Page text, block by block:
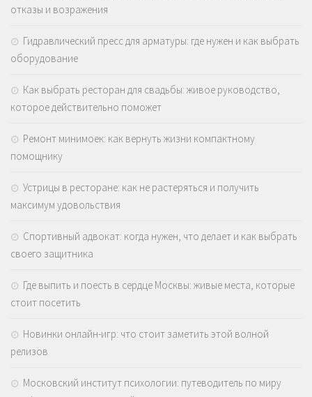
отказы и возражения
Гидравлический пресс для арматуры: где нужен и как выбрать
оборудование
Как выбрать ресторан для свадьбы: живое руководство,
которое действительно поможет
Ремонт минимоек: как вернуть жизни компактному
помощнику
Устрицы в ресторане: как не растеряться и получить
максимум удовольствия
Спортивный адвокат: когда нужен, что делает и как выбрать
своего защитника
Где выпить и поесть в сердце Москвы: живые места, которые
стоит посетить
Новинки онлайн-игр: что стоит заметить этой волной
релизов
Московский институт психологии: путеводитель по миру